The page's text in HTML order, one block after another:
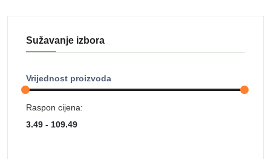
Sužavanje izbora
Vrijednost proizvoda
Raspon cijena: